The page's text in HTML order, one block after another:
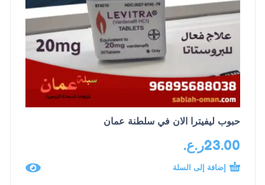
حبوب ليفيترا الان في سلطنة عمان
23.00ر.ع.
إضافة إلى السلة